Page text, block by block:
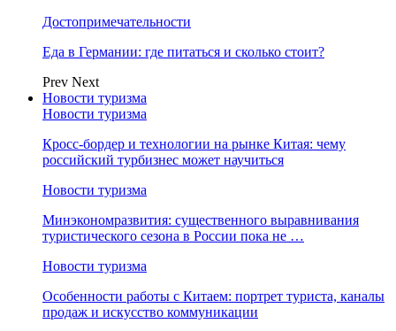
Достопримечательности
Еда в Германии: где питаться и сколько стоит?
Prev Next
Новости туризма
Новости туризма
Кросс-бордер и технологии на рынке Китая: чему
российский турбизнес может научиться
Новости туризма
Минэкономразвития: существенного выравнивания
туристического сезона в России пока не …
Новости туризма
Особенности работы с Китаем: портрет туриста, каналы
продаж и искусство коммуникации